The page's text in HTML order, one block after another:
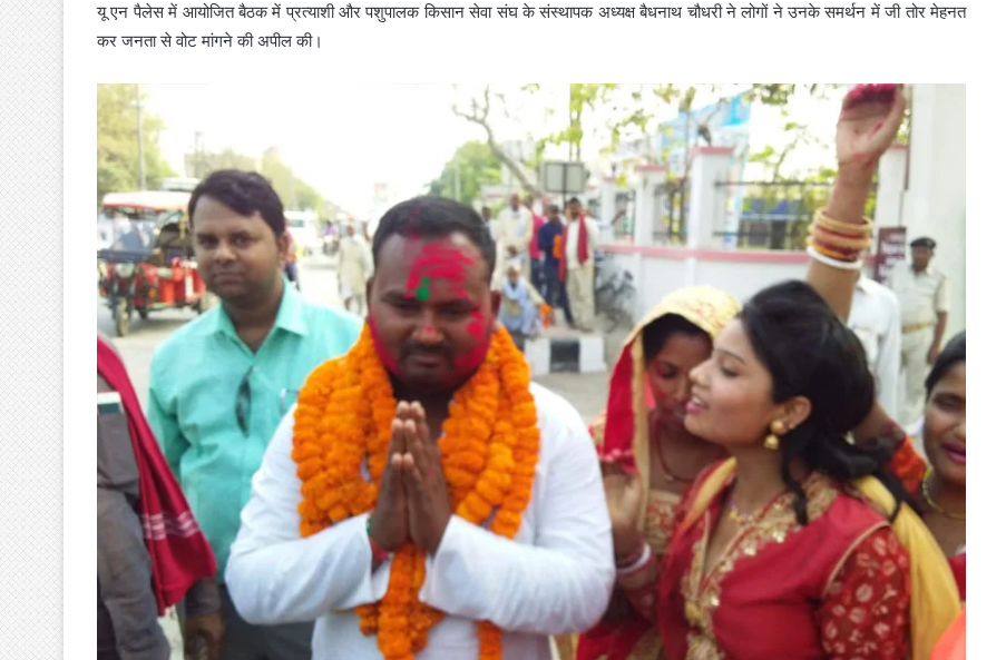
यू एन पैलेस में आयोजित बैठक में प्रत्याशी और पशुपालक किसान सेवा संघ के संस्थापक अध्यक्ष बैधनाथ चौधरी ने लोगों ने उनके समर्थन में जी तोर मेहनत
कर जनता से वोट मांगने की अपील की।